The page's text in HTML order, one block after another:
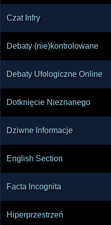
Czat Infry
Debaty (nie)kontrolowane
Debaty Ufologiczne Online
Dotknięcie Nieznanego
Dziwne Informacje
English Section
Facta Incognita
Hiperprzestrzeń